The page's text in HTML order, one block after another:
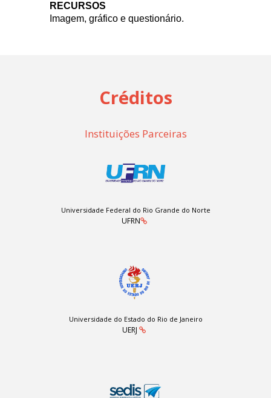
RECURSOS
Imagem, gráfico e questionário.
Créditos
Instituições Parceiras
Universidade Federal do Rio Grande do Norte
UFRN
Universidade do Estado do Rio de Janeiro
UERJ